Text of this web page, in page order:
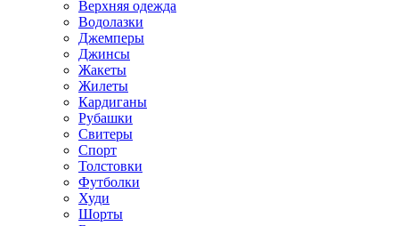
Верхняя одежда
Водолазки
Джемперы
Джинсы
Жакеты
Жилеты
Кардиганы
Рубашки
Свитеры
Спорт
Толстовки
Футболки
Худи
Шорты